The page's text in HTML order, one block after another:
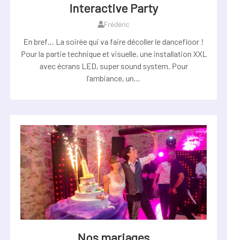
Interactive Party
Frédéric
En bref… La soirée qui va faire décoller le dancefloor !
Pour la partie technique et visuelle, une installation XXL
avec écrans LED, super sound system. Pour
l’ambiance, un…